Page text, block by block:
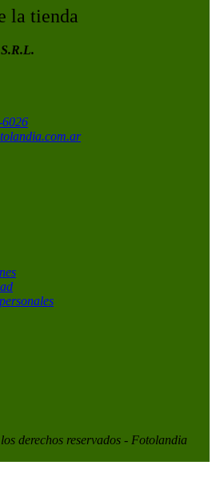
la tienda
6026
derechos reservados - Fotolandia